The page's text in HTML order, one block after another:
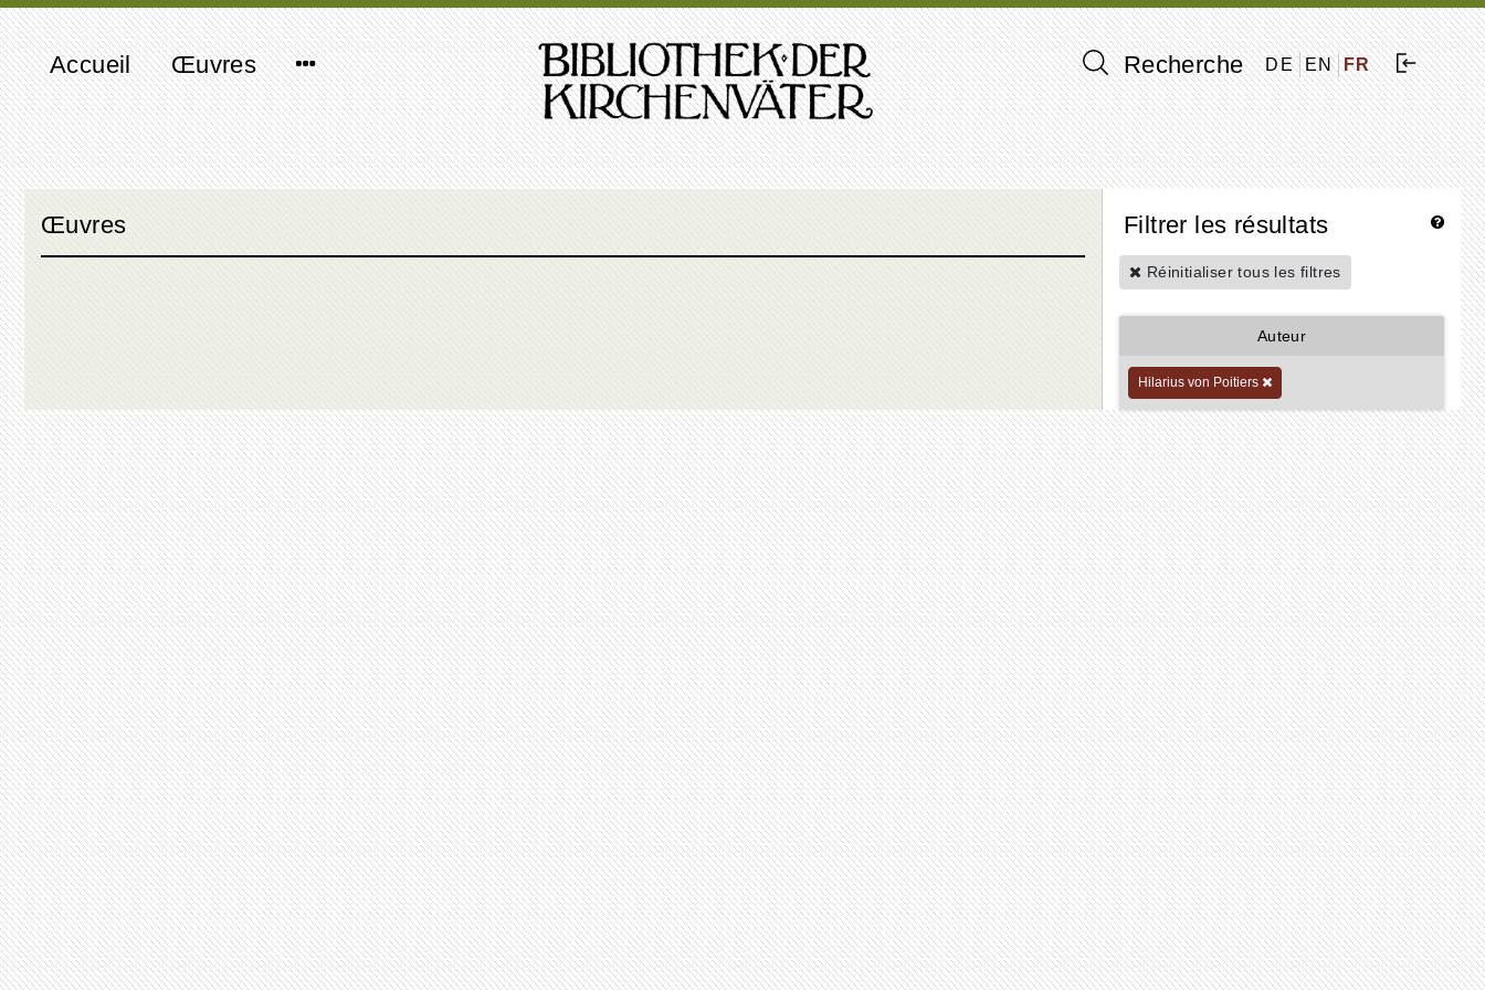
Accueil Œuvres Recherche DE EN FR
Œuvres Filtrer les résultats
Réinitialiser tous les filtres
Auteur
Hilarius von Poitiers